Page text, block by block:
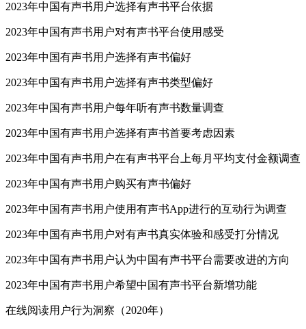
2023年中国有声书用户选择有声书平台依据
2023年中国有声书用户对有声书平台使用感受
2023年中国有声书用户选择有声书偏好
2023年中国有声书用户选择有声书类型偏好
2023年中国有声书用户每年听有声书数量调查
2023年中国有声书用户选择有声书首要考虑因素
2023年中国有声书用户在有声书平台上每月平均支付金额调查
2023年中国有声书用户购买有声书偏好
2023年中国有声书用户使用有声书App进行的互动行为调查
2023年中国有声书用户对有声书真实体验和感受打分情况
2023年中国有声书用户认为中国有声书平台需要改进的方向
2023年中国有声书用户希望中国有声书平台新增功能
在线阅读用户行为洞察（2020年）